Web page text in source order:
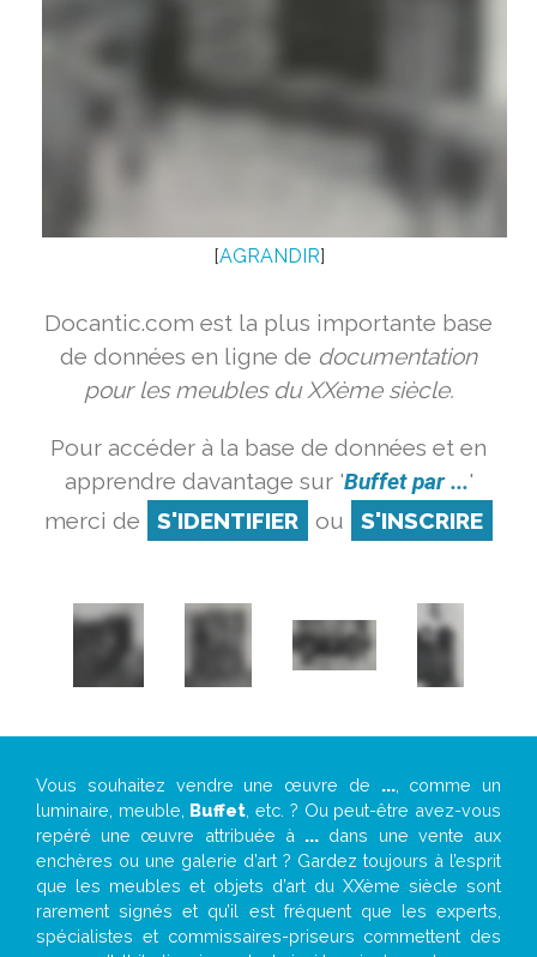
[AGRANDIR]
Docantic.com est la plus importante base
de données en ligne de documentation
pour les meubles du XXème siècle.
Pour accéder à la base de données et en
apprendre davantage sur 'Buffet par ...'
merci de
S'IDENTIFIER ou S'INSCRIRE
Vous souhaitez vendre une œuvre de ..., comme un
luminaire, meuble, Buffet , etc. ? Ou peut-être avez-vous
repéré une œuvre attribuée à ... dans une vente aux
enchères ou une galerie d’art ? Gardez toujours à l’esprit
que les meubles et objets d’art du XXème siècle sont
rarement signés et qu’il est fréquent que les experts,
spécialistes et commissaires-priseurs commettent des